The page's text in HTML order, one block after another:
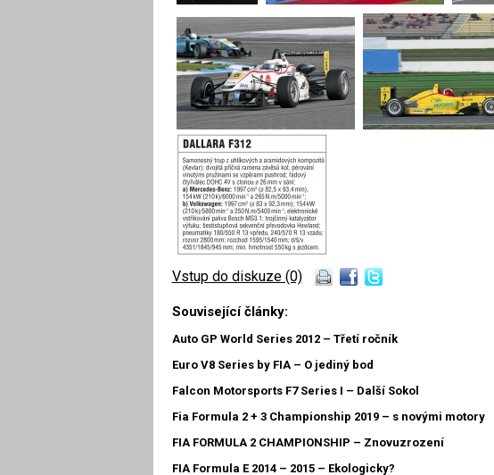
Vstup do diskuze (0)
Související články:
Auto GP World Series 2012 – Třetí ročník
Euro V8 Series by FIA – O jediný bod
Falcon Motorsports F7 Series I – Další Sokol
Fia Formula 2 + 3 Championship 2019 – s novými motory
FIA FORMULA 2 CHAMPIONSHIP – Znovuzrození
FIA Formula E 2014 – 2015 – Ekologicky?